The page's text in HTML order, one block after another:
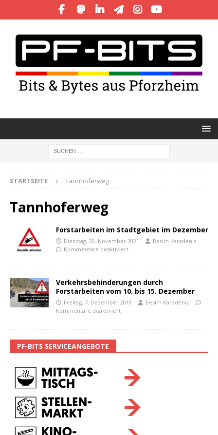
STARTSEITE Tannhoferweg
Tannhoferweg
Forstarbeiten im Stadtgebiet im Dezember
Dienstag, 30. November 2021
Besim Karadeniz
Kommentare deaktiviert
Verkehrsbehinderungen durch
Forstarbeiten vom 10. bis 15. Dezember
Freitag, 7. Dezember 2018
Besim Karadeniz
Kommentare deaktiviert
PF-BITS SERVICEANGEBOTE